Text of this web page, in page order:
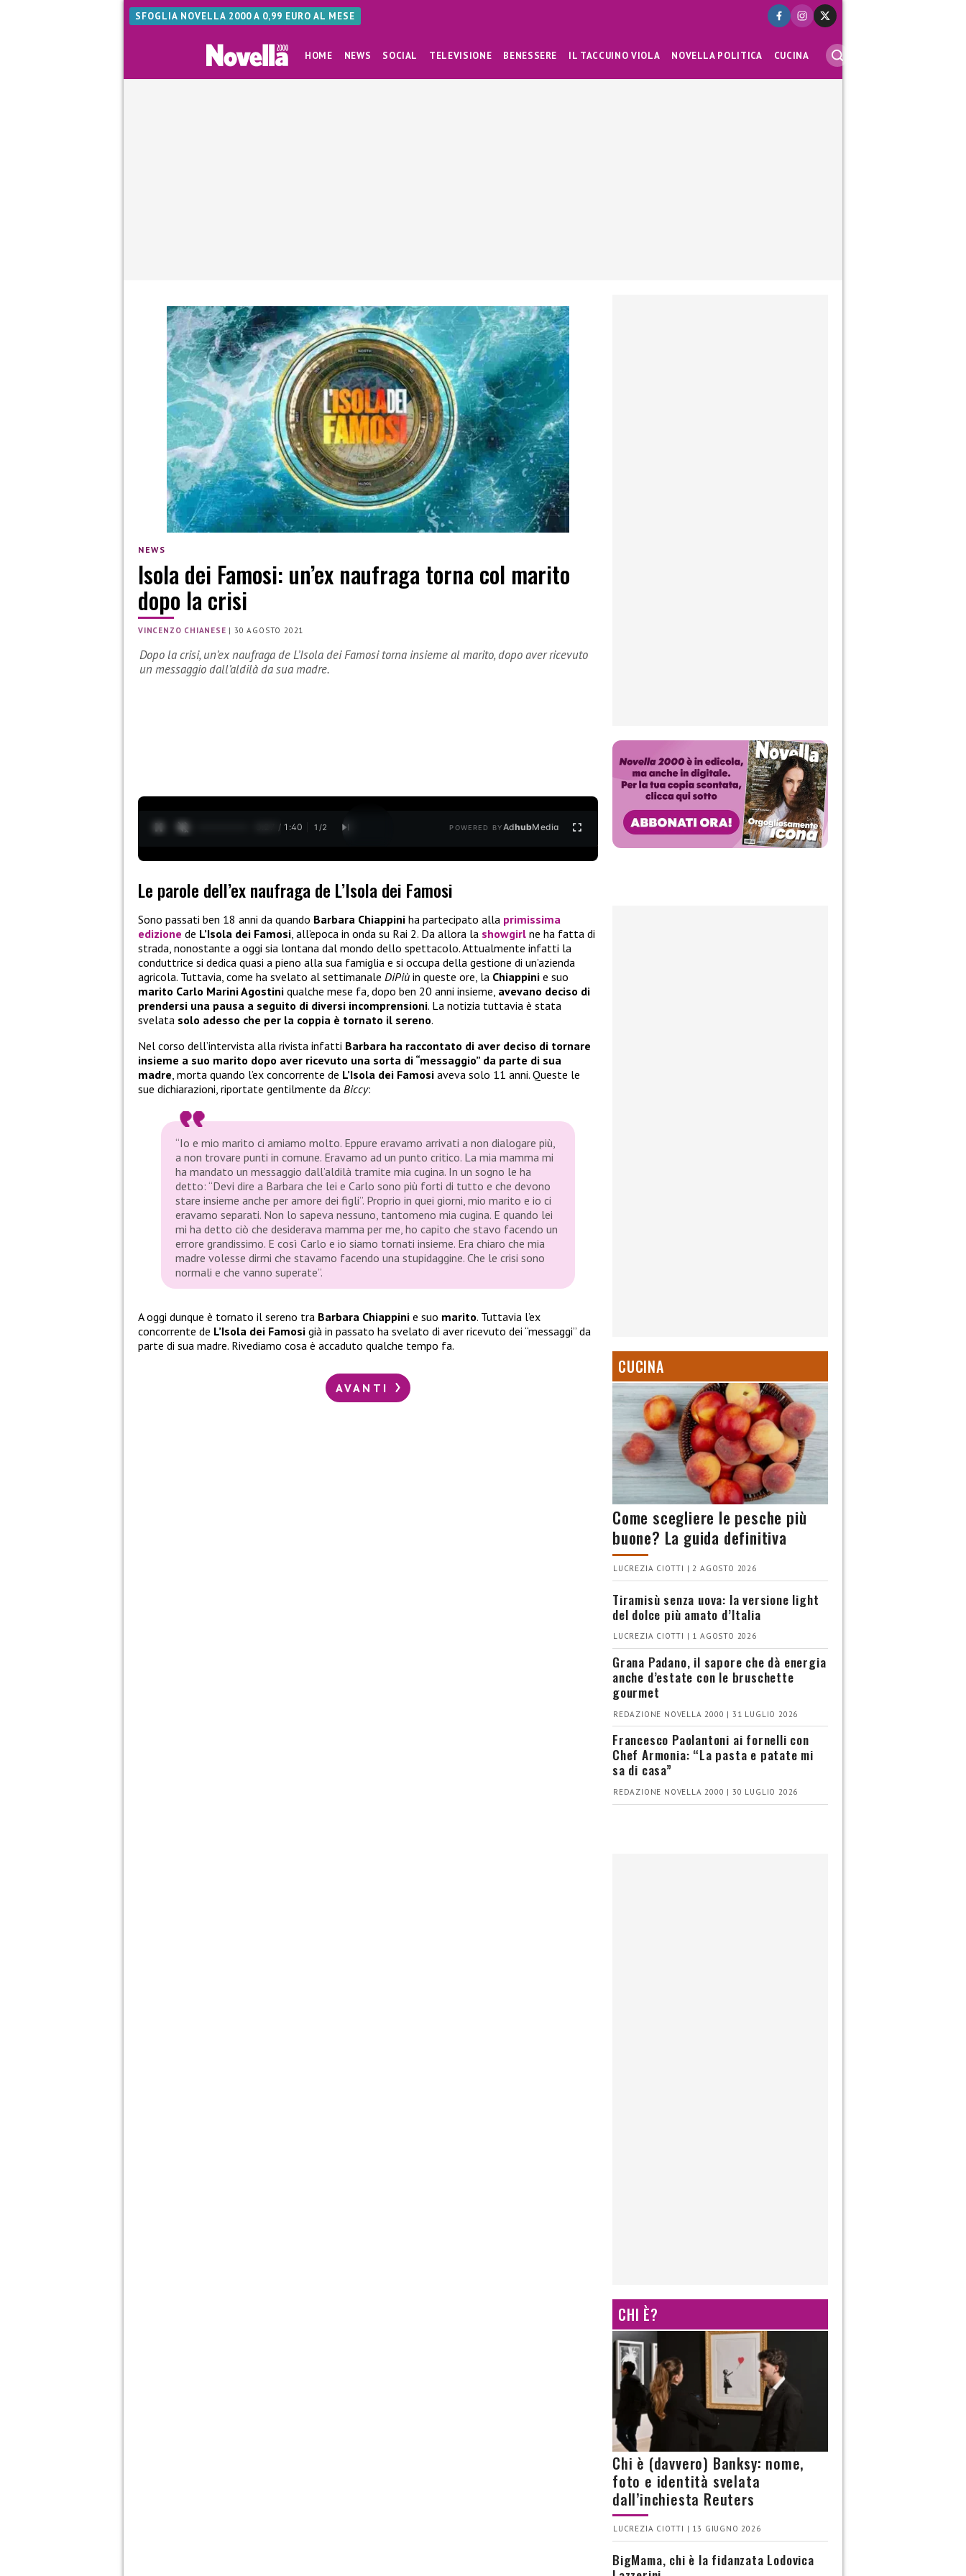
SFOGLIA NOVELLA 2000 A 0,99 EURO AL MESE
HOME NEWS SOCIAL TELEVISIONE BENESSERE IL TACCUINO VIOLA NOVELLA POLITICA CUCINA
NEWS
Isola dei Famosi: un’ex naufraga torna col marito
dopo la crisi
VINCENZO CHIANESE |30 AGOSTO 2021
Dopo la crisi, un’ex naufraga de L’Isola dei Famosi torna insieme al marito, dopo aver ricevuto
un messaggio dall’aldilà da sua madre.
0:28 / 1:40 1 /2 POWERED BYAdhubMedia
Le parole dell’ex naufraga de L’Isola dei Famosi
Sono passati ben 18 anni da quando Barbara Chiappini ha partecipato alla primissima
edizione de L’Isola dei Famosi, all’epoca in onda su Rai 2. Da allora la showgirl ne ha fatta di
strada, nonostante a oggi sia lontana dal mondo dello spettacolo. Attualmente infatti la
conduttrice si dedica quasi a pieno alla sua famiglia e si occupa della gestione di un’azienda
agricola. Tuttavia, come ha svelato al settimanale DiPiù in queste ore, la Chiappini e suo
marito Carlo Marini Agostini qualche mese fa, dopo ben 20 anni insieme, avevano deciso di
prendersi una pausa a seguito di diversi incomprensioni. La notizia tuttavia è stata
svelata solo adesso che per la coppia è tornato il sereno.
Nel corso dell’intervista alla rivista infatti Barbara ha raccontato di aver deciso di tornare
insieme a suo marito dopo aver ricevuto una sorta di “messaggio” da parte di sua
madre, morta quando l’ex concorrente de L’Isola dei Famosi aveva solo 11 anni. Queste le
sue dichiarazioni, riportate gentilmente da Biccy:
“Io e mio marito ci amiamo molto. Eppure eravamo arrivati a non dialogare più,
a non trovare punti in comune. Eravamo ad un punto critico. La mia mamma mi
ha mandato un messaggio dall’aldilà tramite mia cugina. In un sogno le ha
detto: “Devi dire a Barbara che lei e Carlo sono più forti di tutto e che devono
stare insieme anche per amore dei figli”. Proprio in quei giorni, mio marito e io ci
eravamo separati. Non lo sapeva nessuno, tantomeno mia cugina. E quando lei
mi ha detto ciò che desiderava mamma per me, ho capito che stavo facendo un
errore grandissimo. E così Carlo e io siamo tornati insieme. Era chiaro che mia
madre volesse dirmi che stavamo facendo una stupidaggine. Che le crisi sono
normali e che vanno superate”.
A oggi dunque è tornato il sereno tra Barbara Chiappini e suo marito. Tuttavia l’ex
concorrente de L’Isola dei Famosi già in passato ha svelato di aver ricevuto dei “messaggi” da
parte di sua madre. Rivediamo cosa è accaduto qualche tempo fa.
AVANTI
CUCINA
Come scegliere le pesche più
buone? La guida definitiva
LUCREZIA CIOTTI | 2 AGOSTO 2026
Tiramisù senza uova: la versione light
del dolce più amato d’Italia
LUCREZIA CIOTTI | 1 AGOSTO 2026
Grana Padano, il sapore che dà energia
anche d’estate con le bruschette
gourmet
REDAZIONE NOVELLA 2000 | 31 LUGLIO 2026
Francesco Paolantoni ai fornelli con
Chef Armonia: “La pasta e patate mi
sa di casa”
REDAZIONE NOVELLA 2000 | 30 LUGLIO 2026
CHI È?
Chi è (davvero) Banksy: nome,
foto e identità svelata
dall’inchiesta Reuters
LUCREZIA CIOTTI | 13 GIUGNO 2026
BigMama, chi è la fidanzata Lodovica